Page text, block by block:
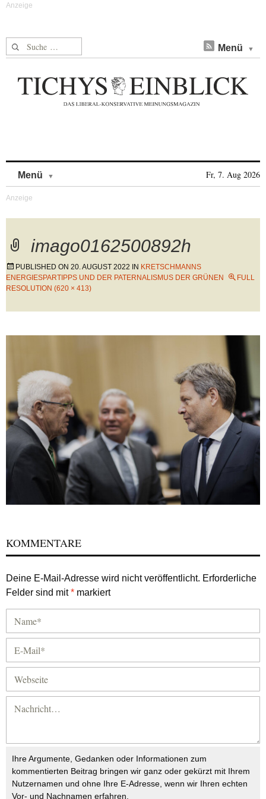
Suche nach: Menü
Menü Fr, 7. Aug 2026
imago0162500892h
PUBLISHED ON 20. AUGUST 2022 IN KRETSCHMANNS
ENERGIESPARTIPPS UND DER PATERNALISMUS DER GRÜNEN
FULL
RESOLUTION (620 × 413)
KOMMENTARE
Deine E-Mail-Adresse wird nicht veröffentlicht. Erforderliche
Felder sind mit* markiert
Ihre Argumente, Gedanken oder Informationen zum
kommentierten Beitrag bringen wir ganz oder gekürzt mit Ihrem
Nutzernamen und ohne Ihre E-Adresse, wenn wir Ihren echten
Vor- und Nachnamen erfahren.